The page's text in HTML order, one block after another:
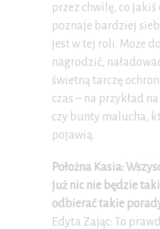
przez chwilę, co jakiś
poznaje bardziej
jest w tej roli. Może
nagrodzić,
świetną tarczę
czas – na przykład
czy bunty malucha,
pojawią.
Położna Kasia:
już nic nie będzie
odbierać takie
Edyta Zając: To